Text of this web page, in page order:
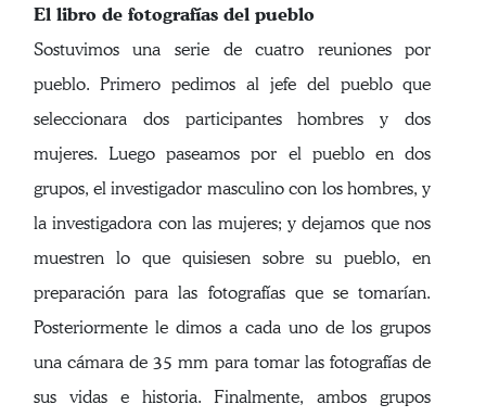
El libro de fotografías del pueblo
Sostuvimos una serie de cuatro reuniones por
pueblo. Primero pedimos al jefe del pueblo que
seleccionara dos participantes hombres y dos
mujeres. Luego paseamos por el pueblo en dos
grupos, el investigador masculino con los hombres, y
la investigadora con las mujeres; y dejamos que nos
muestren lo que quisiesen sobre su pueblo, en
preparación para las fotografías que se tomarían.
Posteriormente le dimos a cada uno de los grupos
una cámara de 35 mm para tomar las fotografías de
sus vidas e historia. Finalmente, ambos grupos